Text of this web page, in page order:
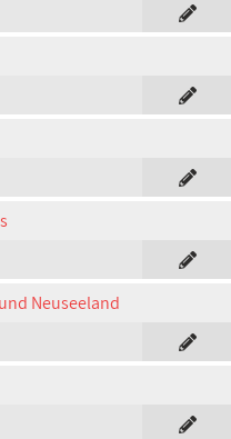
Neuseeland